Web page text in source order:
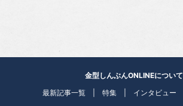
金型しんぶんONLINEについて
最新記事一覧
特集 インタビュー